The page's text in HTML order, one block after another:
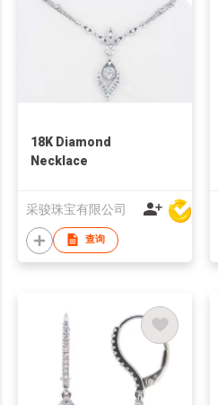
18K Diamond
Necklace
采骏珠宝有限公司
查询